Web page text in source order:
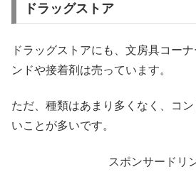
ドラッグストア
ドラッグストアにも、文房具コー
ンドや接着剤は売っています。
ただ、種類はあまり多くなく、コ
いことが多いです。
スポンサードリ